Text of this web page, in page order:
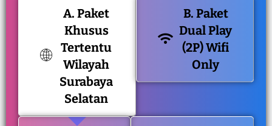
A. Paket
Khusus
Tertentu
Wilayah
Surabaya
Selatan
B. Paket
Dual Play
(2P) Wifi
Only